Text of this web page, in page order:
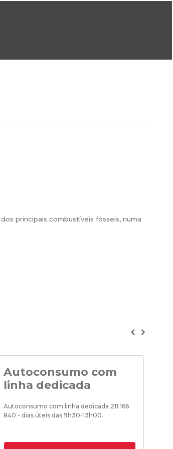
principais combustíveis fósseis, numa
Previous
Autoconsumo com
linha dedicada
Autoconsumo com linha dedicada 211 166
840 - dias úteis das 9h30-13h00.